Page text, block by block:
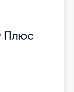
Плюс